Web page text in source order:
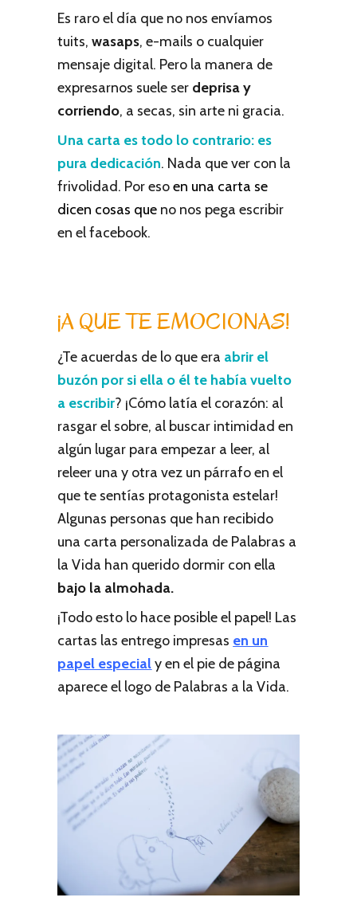
Es raro el día que no nos envíamos
tuits,wasaps, e-mails o cualquier
mensaje digital. Pero la manera de
expresarnos suele ser deprisa y
corriendo, a secas, sin arte ni gracia.
Una carta es todo lo contrario: es
pura dedicación. Nada que ver con la
frivolidad. Por esoen una carta se
dicen cosas que no nos pega escribir
en el facebook.
¡A QUE TE EMOCIONAS!
¿Te acuerdas de lo que era abrir el
buzón por si ella o élte había vuelto
a escribir? ¡Cómo latía el corazón: al
rasgar el sobre, al buscar intimidad en
algún lugar para empezar a leer, al
releer una y otra vez un párrafo en el
que te sentías protagonista estelar!
Algunas personas que han recibido
una carta personalizada de Palabras a
la Vida han querido dormir con ella
bajo la almohada.
¡Todo esto lo hace posible el papel! Las
cartas las entrego impresas en un
papel especialy en el pie de página
aparece el logo de Palabras a la Vida.